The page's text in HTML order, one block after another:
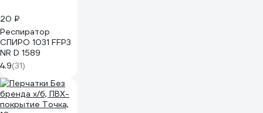
20 ₽
Респиратор
СПИРО 1031 FFP3
NR D 1589
4.9(31)